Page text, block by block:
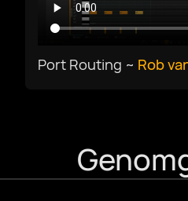
Français
Galego
Port Routing ~ Rob